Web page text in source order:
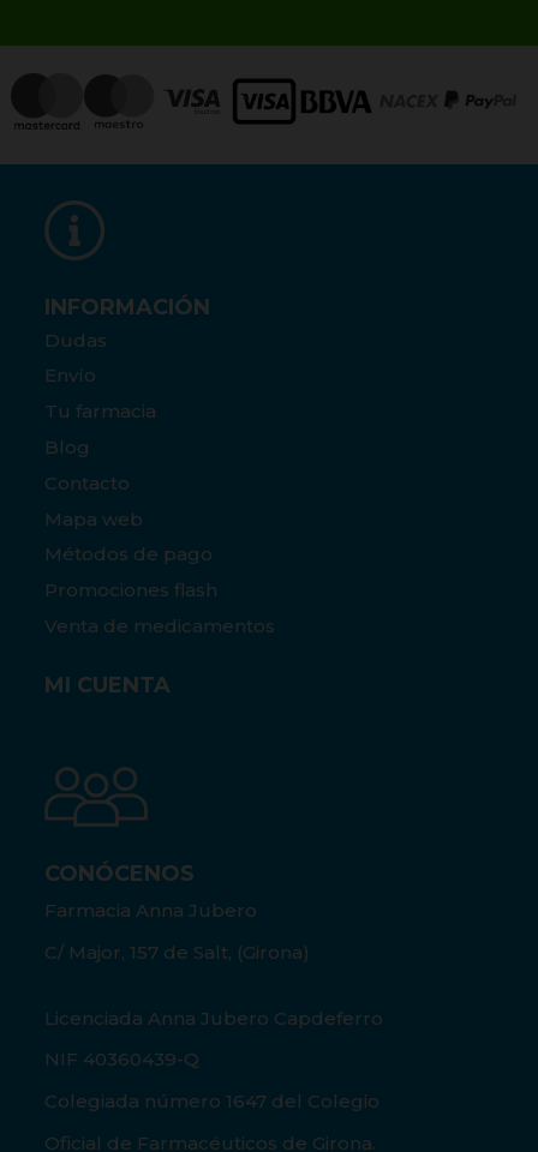
INFORMACIÓN
Dudas
Envío
Tu farmacia
Blog
Contacto
Mapa web
Métodos de pago
Promociones flash
Venta de medicamentos
MI CUENTA
CONÓCENOS
Farmacia Anna Jubero
C/ Major, 157 de Salt, (Girona)
Licenciada Anna Jubero Capdeferro
NIF 40360439-Q
Colegiada número 1647 del Colegio
Oficial de Farmacéuticos de Girona.